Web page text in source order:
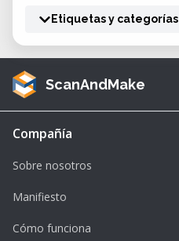
Etiquetas y categorías
ScanAndMake
Compañía
Sobre nosotros
Manifiesto
Cómo funciona